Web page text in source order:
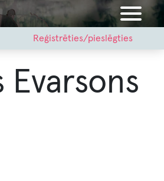
Reģistrēties/pieslēgties
Evarsons